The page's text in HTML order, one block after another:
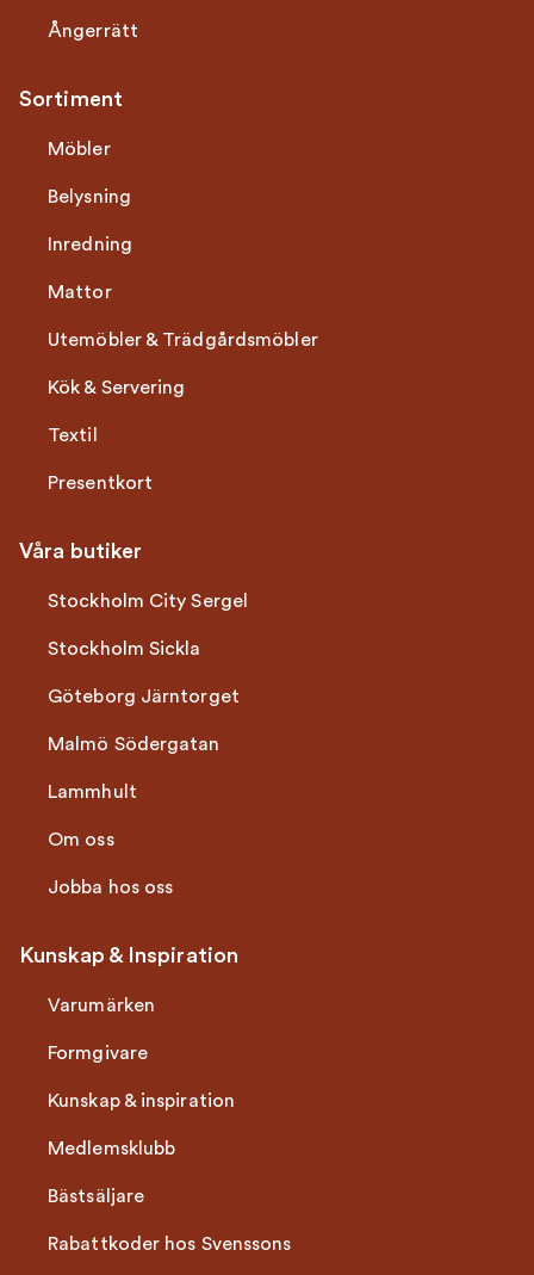
Ångerrätt
Sortiment
Möbler
Belysning
Inredning
Mattor
Utemöbler & Trädgårdsmöbler
Kök & Servering
Textil
Presentkort
Våra butiker
Stockholm City Sergel
Stockholm Sickla
Göteborg Järntorget
Malmö Södergatan
Lammhult
Om oss
Jobba hos oss
Kunskap & Inspiration
Varumärken
Formgivare
Kunskap & inspiration
Medlemsklubb
Bästsäljare
Rabattkoder hos Svenssons